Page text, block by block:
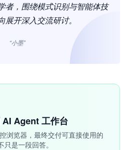
者，围绕模式识别与智能体技
展开深入交流研讨。
“小墨”
Agent 工作台
浏览器，最终交付可直接使用的
是一段回答。